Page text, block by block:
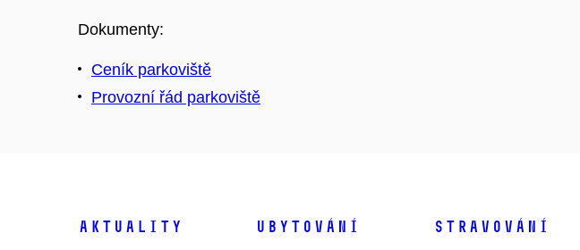
Dokumenty:
Ceník parkoviště
Provozní řád parkoviště
Aktuality Ubytování Stravování